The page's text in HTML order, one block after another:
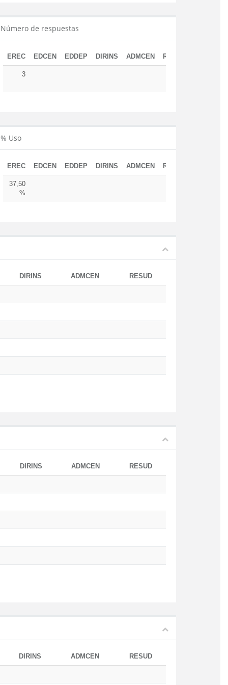
Número de respuestas
EREC EDCEN EDDEP DIRINS ADMCEN RESUD
3
% Uso
EREC EDCEN EDDEP DIRINS ADMCEN RESUD
37,50
%
DIRINS ADMCEN RESUD
DIRINS ADMCEN RESUD
DIRINS ADMCEN RESUD